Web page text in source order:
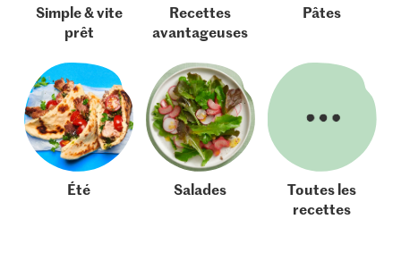
Simple & vite
prêt
Recettes
avantageuses
Pâtes
Été Salades
Toutes les
recettes